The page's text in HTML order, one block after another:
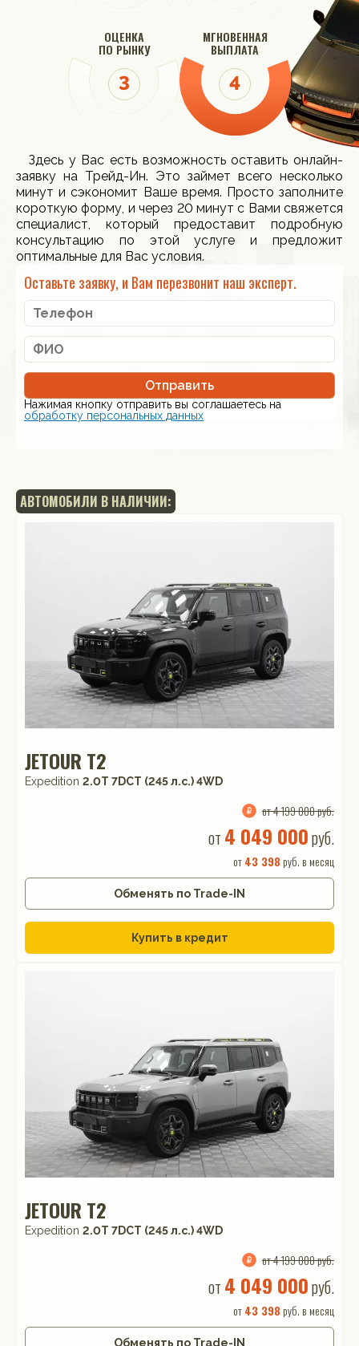
ОЦЕНКА
ПО РЫНКУ
МГНОВЕННАЯ
ВЫПЛАТА
Здесь у Вас есть возможность оставить онлайн-
заявку на Трейд-Ин. Это займет всего несколько
минут и сэкономит Ваше время. Просто заполните
короткую форму, и через 20 минут с Вами свяжется
специалист, который предоставит подробную
консультацию по этой услуге и предложит
оптимальные для Вас условия.
Оставьте заявку, и Вам перезвонит наш эксперт.
Отправить
Нажимая кнопку отправить вы соглашаетесь на
обработку персональных данных
АВТОМОБИЛИ В НАЛИЧИИ:
JETOUR T2
Expedition 2.0T 7DCT (245 л.с.) 4WD
от 4 199 000 руб.
от 4 049 000руб.
от43 398 руб. в месяц
Обменять по Trade-IN
Купить в кредит
JETOUR T2
Expedition 2.0T 7DCT (245 л.с.) 4WD
от 4 199 000 руб.
от 4 049 000руб.
от43 398 руб. в месяц
Обменять по Trade-IN